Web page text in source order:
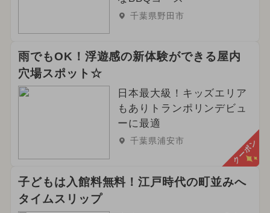
千葉県野田市
雨でもOK！浮遊感の新体験ができる屋内
穴場スポット☆
日本最大級！キッズエリア
もありトランポリンデビュ
ーに最適
千葉県浦安市 クーポン
子どもは入館料無料！江戸時代の町並みへ
タイムスリップ